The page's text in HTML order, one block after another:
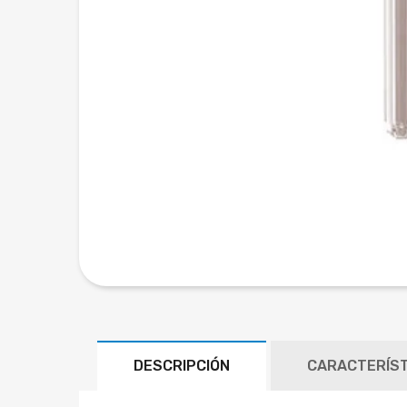
DESCRIPCIÓN